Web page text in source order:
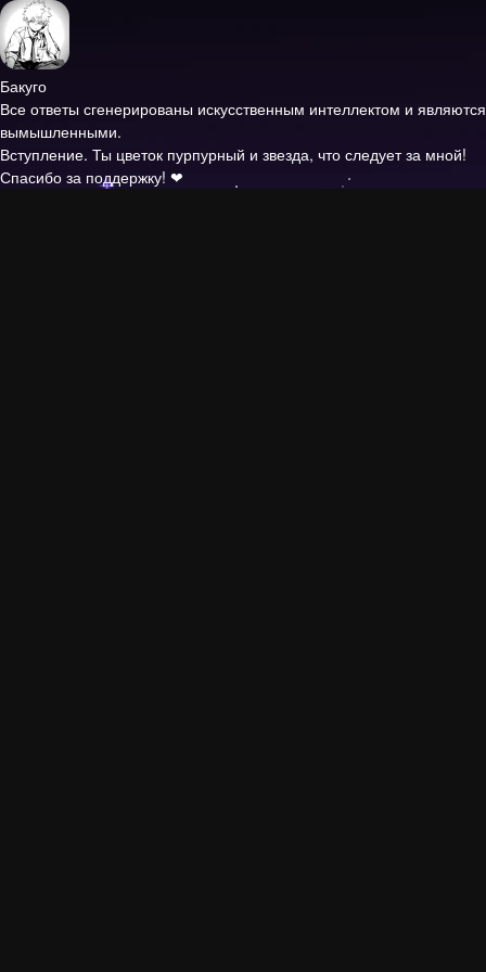
Бакуго
Все ответы сгенерированы искусственным интеллектом и являются
вымышленными.
Вступление. Ты цветок пурпурный и звезда, что следует за мной!
Спасибо за поддержку! ❤